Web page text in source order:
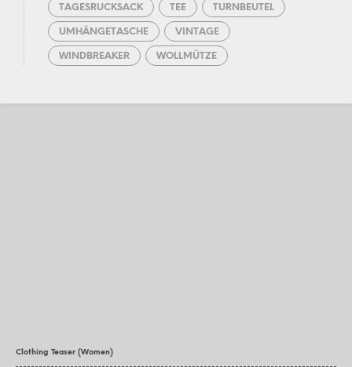
TAGESRUCKSACK TEE TURNBEUTEL
UMHÄNGETASCHE VINTAGE
WINDBREAKER WOLLMÜTZE
Clothing Teaser (Women)